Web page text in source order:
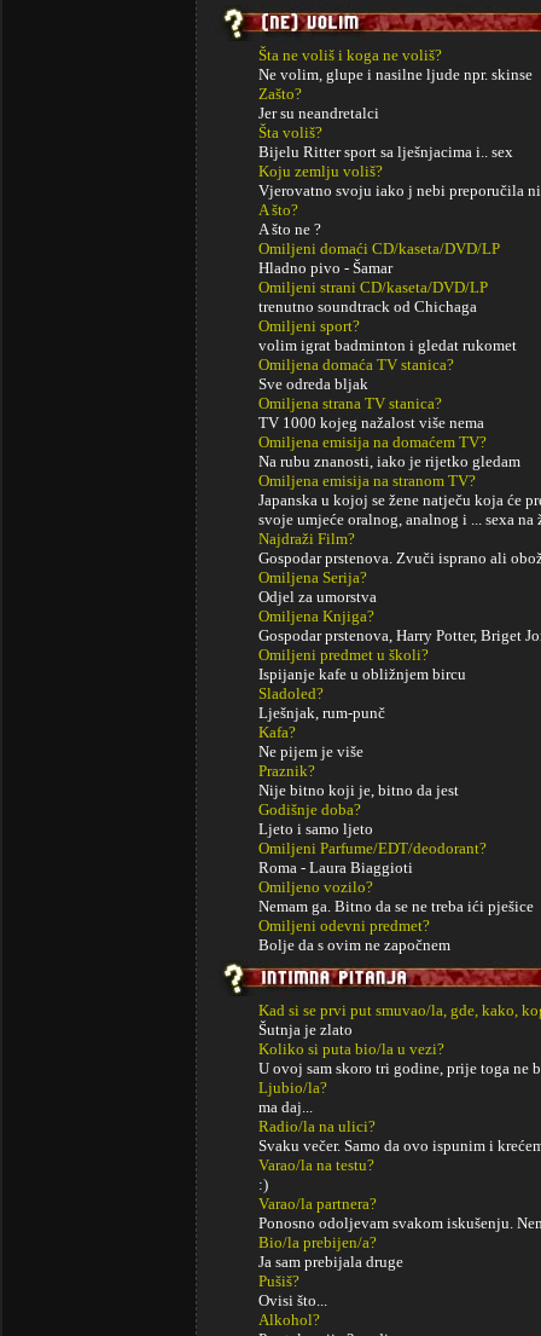
Šta ne voliš i koga ne voliš?
Ne volim, glupe i nasilne ljude npr. skinse
Zašto?
Jer su neandretalci
Šta voliš?
Bijelu Ritter sport sa lješnjacima i.. sex
Koju zemlju voliš?
Vjerovatno svoju iako j nebi preporučila
A što?
A što ne ?
Omiljeni domaći CD/kaseta/DVD/LP
Hladno pivo - Šamar
Omiljeni strani CD/kaseta/DVD/LP
trenutno soundtrack od Chichaga
Omiljeni sport?
volim igrat badminton i gledat rukomet
Omiljena domaća TV stanica?
Sve odreda bljak
Omiljena strana TV stanica?
TV 1000 kojeg nažalost više nema
Omiljena emisija na domaćem TV?
Na rubu znanosti, iako je rijetko gledam
Omiljena emisija na stranom TV?
Japanska u kojoj se žene natječu koja će
svoje umjeće oralnog, analnog i ... sexa
Najdraži Film?
Gospodar prstenova. Zvuči isprano ali
Omiljena Serija?
Odjel za umorstva
Omiljena Knjiga?
Gospodar prstenova, Harry Potter, Briget
Omiljeni predmet u školi?
Ispijanje kafe u obližnjem bircu
Sladoled?
Lješnjak, rum-punč
Kafa?
Ne pijem je više
Praznik?
Nije bitno koji je, bitno da jest
Godišnje doba?
Ljeto i samo ljeto
Omiljeni Parfume/EDT/deodorant?
Roma - Laura Biaggioti
Omiljeno vozilo?
Nemam ga. Bitno da se ne treba ići pješice
Omiljeni odevni predmet?
Bolje da s ovim ne započnem
Kad si se prvi put smuvao/la, gde, kako,
Šutnja je zlato
Koliko si puta bio/la u vezi?
U ovoj sam skoro tri godine, prije toga ne
Ljubio/la?
ma daj...
Radio/la na ulici?
Svaku večer. Samo da ovo ispunim i
Varao/la na testu?
:)
Varao/la partnera?
Ponosno odoljevam svakom iskušenju.
Bio/la prebijen/a?
Ja sam prebijala druge
Pušiš?
Ovisi što...
Alkohol?